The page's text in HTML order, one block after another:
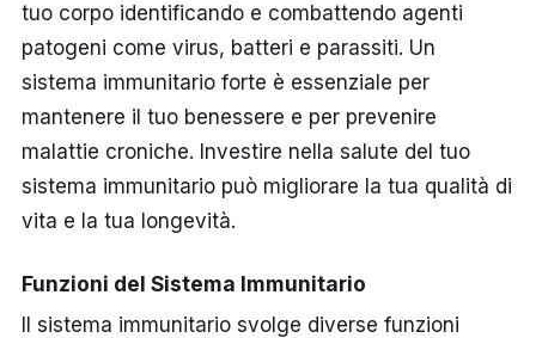
tuo corpo identificando e combattendo agenti
patogeni come virus, batteri e parassiti. Un
sistema immunitario forte è essenziale per
mantenere il tuo benessere e per prevenire
malattie croniche. Investire nella salute del tuo
sistema immunitario può migliorare la tua qualità di
vita e la tua longevità.
Funzioni del Sistema Immunitario
Il sistema immunitario svolge diverse funzioni